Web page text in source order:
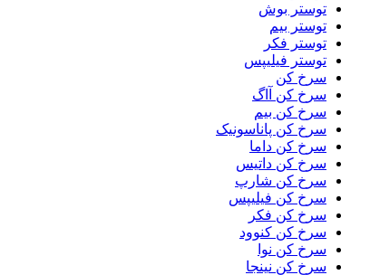
توستر بوش
توستر بیم
توستر فکر
توستر فیلیپس
سرخ کن
سرخ کن آاگ
سرخ کن بیم
سرخ کن پاناسونیک
سرخ کن داما
سرخ کن داتیس
سرخ کن شارپ
سرخ کن فیلیپس
سرخ کن فکر
سرخ کن کنوود
سرخ کن نوا
سرخ کن نینجا